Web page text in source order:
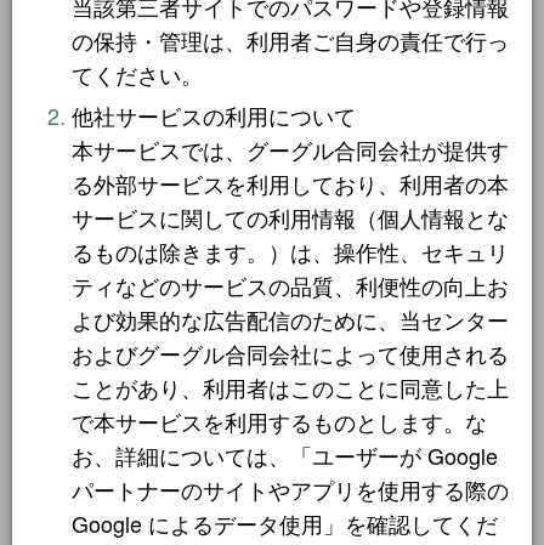
近畿一円 2件
京阪神間
阪神間 19件
大阪府 102件
兵庫県 10件
滋賀県 12件
京都府 21件
奈良県 6件
和歌山県 2件
東海地方 6件
愛知県 1件
当該第三者サイトでのパスワードや登録情報
の保持・管理は、利用者ご自身の責任で行っ
てください。
他社サービスの利用について
本サービスでは、グーグル合同会社が提供す
る外部サービスを利用しており、利用者の本
サービスに関しての利用情報（個人情報とな
るものは除きます。）は、操作性、セキュリ
ティなどのサービスの品質、利便性の向上お
よび効果的な広告配信のために、当センター
およびグーグル合同会社によって使用される
ことがあり、利用者はこのことに同意した上
で本サービスを利用するものとします。な
お、詳細については、「ユーザーが Google
パートナーのサイトやアプリを使用する際の
Google によるデータ使用」を確認してくだ